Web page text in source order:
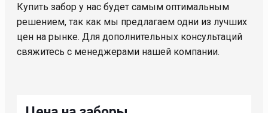
Купить забор у нас будет самым оптимальным
решением, так как мы предлагаем одни из лучших
цен на рынке. Для дополнительных консультаций
свяжитесь с менеджерами нашей компании.